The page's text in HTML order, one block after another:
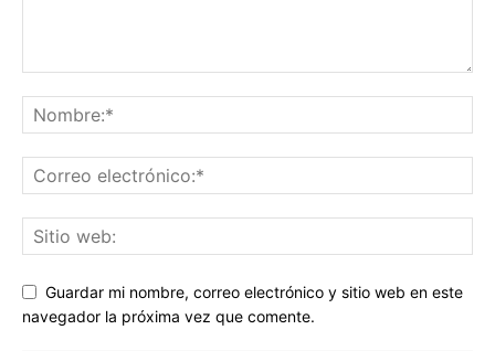
Guardar mi nombre, correo electrónico y sitio web en este
navegador la próxima vez que comente.